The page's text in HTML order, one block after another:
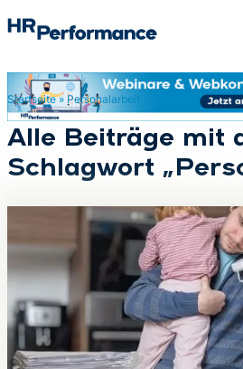
Suchen
Startseite» Personalarbeit
Alle Beiträge mit
Schlagwort